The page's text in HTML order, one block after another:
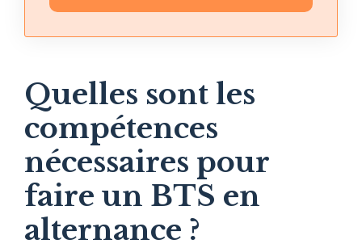
Quelles sont les
compétences
nécessaires pour
faire un BTS en
alternance ?